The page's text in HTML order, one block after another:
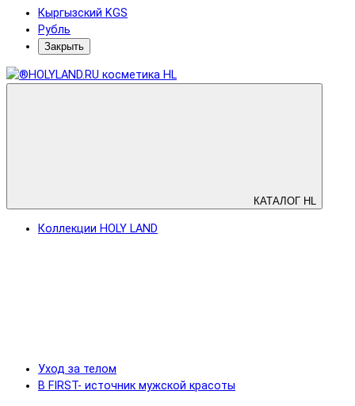
Кыргызский KGS
Рубль
Закрыть
КАТАЛОГ HL
Коллекции HOLY LAND
Уход за телом
B FIRST- источник мужской красоты